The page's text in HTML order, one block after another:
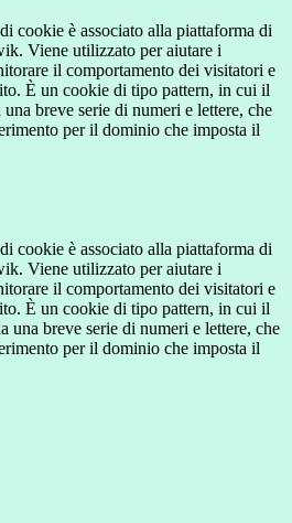
cookie è associato alla piattaforma di
Viene utilizzato per aiutare i
il comportamento dei visitatori e
È un cookie di tipo pattern, in cui il
breve serie di numeri e lettere, che
per il dominio che imposta il
cookie è associato alla piattaforma di
Viene utilizzato per aiutare i
il comportamento dei visitatori e
È un cookie di tipo pattern, in cui il
una breve serie di numeri e lettere, che
per il dominio che imposta il